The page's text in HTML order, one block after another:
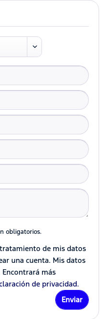
obligatorios.
de mis datos
una cuenta. Mis datos
más
de privacidad.
Enviar